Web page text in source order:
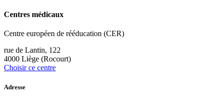
Centres médicaux
Centre européen de rééducation (CER)
rue de Lantin, 122
4000 Liège (Rocourt)
Choisir ce centre
Adresse